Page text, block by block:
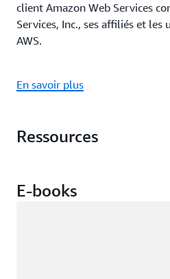
client Amazon Web Services
Services, Inc., ses affiliés et les
AWS.
En savoir plus
Ressources
E-books